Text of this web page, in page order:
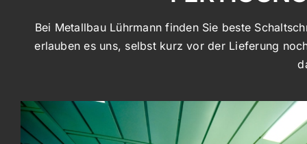
Bei Metallbau Lührmann finden Sie beste
erlauben es uns, selbst kurz vor der Lieferung